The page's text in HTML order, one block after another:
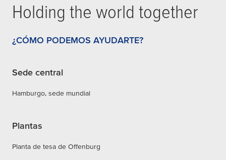
Holding the world together
¿CÓMO PODEMOS AYUDARTE?
Sede central
Hamburgo, sede mundial
Plantas
Planta de tesa de Offenburg